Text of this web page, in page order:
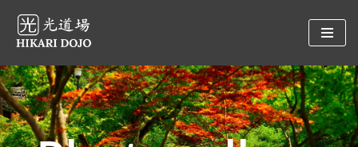
Preskočiť
na
obsah